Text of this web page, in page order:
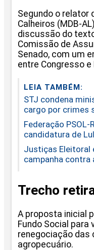
Segundo o relator
Calheiros (MDB-
discussão do
Comissão de
Senado, com um
entre Congresso e
LEIA TAMBÉM:
STJ condena
cargo por crimes
Federação
candidatura de
Justiças Eleitoral
campanha contra
Trecho
A proposta inicial
Fundo Social para
renegociação das
agropecuário.